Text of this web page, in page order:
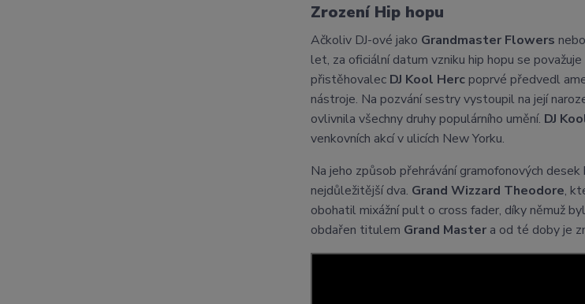
Zrození Hip hopu
Ačkoliv DJ-ové jako Grandmaster Flowers nebo
let, za oficiální datum vzniku hip hopu se
přistěhovalec DJ Kool Herc poprvé předvedl
nástroje. Na pozvání sestry vystoupil na její
ovlivnila všechny druhy populárního umění. DJ
venkovních akcí v ulicích New Yorku.
Na jeho způsob přehrávání gramofonových
nejdůležitější dva. Grand Wizzard Theodore,
obohatil mixážní pult o cross fader, díky němuž
obdařen titulem Grand Master a od té doby je